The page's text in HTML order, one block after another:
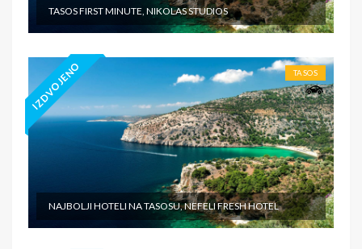
TASOS FIRST MINUTE, NIKOLAS STUDIOS
IZDVOJENO TASOS
NAJBOLJI HOTELI NA TASOSU, NEFELI FRESH HOTEL